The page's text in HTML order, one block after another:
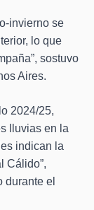
invierno se
lo que
sostuvo
Aires.
2024/25,
lluvias en la
indican la
Cálido”,
durante el